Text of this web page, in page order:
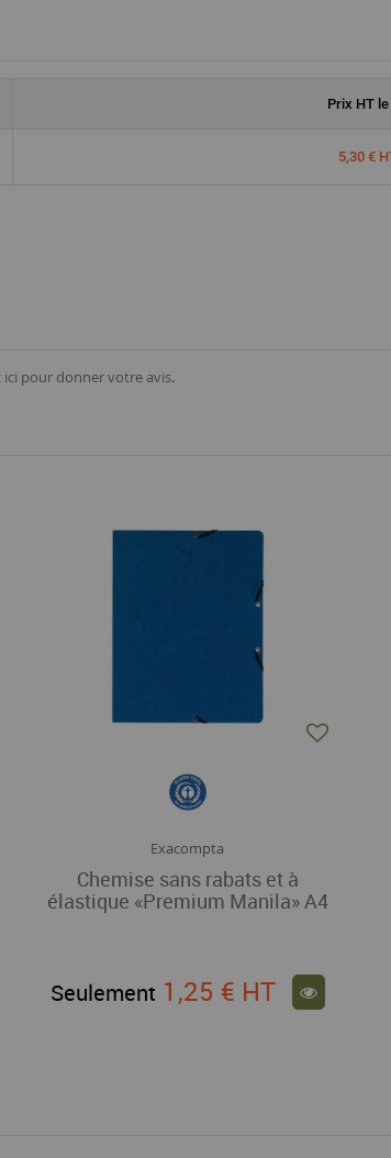
Prix HT
5,30 €
ici pour donner votre avis.
Exacompta
Chemise sans rabats et à
élastique «Premium Manila» A4
Seulement 1,25 € HT